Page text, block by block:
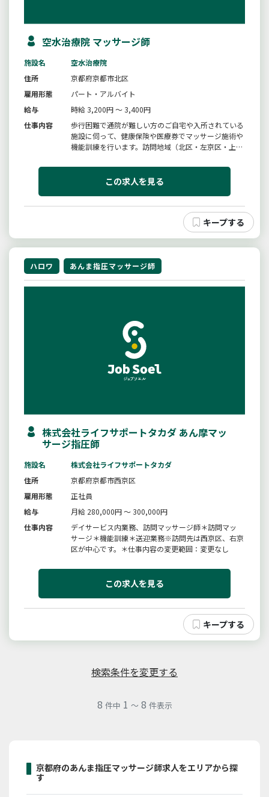
空水治療院 マッサージ師
施設名
空水治療院
住所
京都府京都市北区
雇用形態
パート・アルバイト
給与
時給 3,200円 ～ 3,400円
仕事内容
歩行困難で通院が難しい方のご自宅や入所されている
施設に伺って、健康保険や医療券でマッサージ施術や
機能訓練を行います。訪問地域（北区・左京区・上京
経験の方も歓迎で、技術指導、業務等のサポートも致
します。※雇用期間の定めなし従事すべき業務の変更
この求人を見る
ハロワ あんま指圧マッサージ師
株式会社ライフサポートタカダ あん摩マッ
サージ指圧師
施設名
株式会社ライフサポートタカダ
住所
京都府京都市西京区
雇用形態
正社員
給与
月給 280,000円 ～ 300,000円
仕事内容
デイサービス内業務、訪問マッサージ師＊訪問マッ
サージ＊機能訓練＊送迎業務※訪問先は西京区、右京
区が中心です。＊仕事内容の変更範囲：変更なし
この求人を見る
検索条件を変更する
8 件中 1 ～ 8 件表示
京都府のあんま指圧マッサージ師求人をエリアから探
す